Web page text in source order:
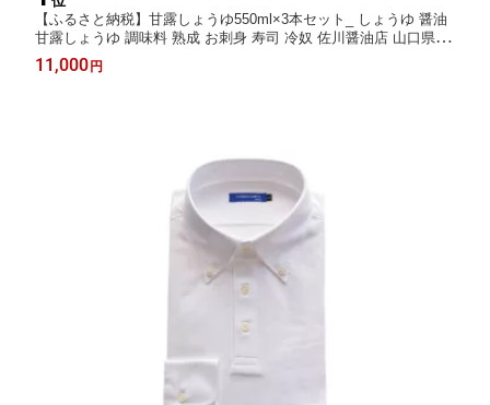
【ふるさと納税】甘露しょうゆ550ml×3本セット_ しょうゆ 醤油
甘露しょうゆ 調味料 熟成 お刺身 寿司 冷奴 佐川醤油店 山口県 セ
ット 化粧箱入り 贈答 人気 おすすめ お取り寄せ 送料無料 【1008
783】
11,000 円